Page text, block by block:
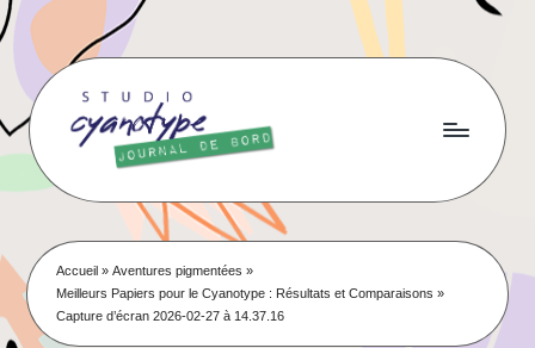
content
Accueil »Aventures pigmentées »
Meilleurs Papiers pour le Cyanotype : Résultats et Comparaisons »
Capture d’écran 2026-02-27 à 14.37.16